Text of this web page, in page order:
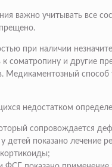
важно учитывать все
при наличии
соматропину и другие
Медикаментозный
недостатком
сопровождается
детей показано лечение